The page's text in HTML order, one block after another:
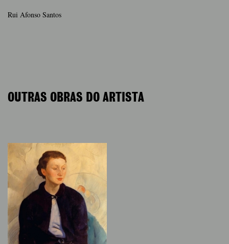
Rui Afonso Santos
OUTRAS OBRAS DO ARTISTA